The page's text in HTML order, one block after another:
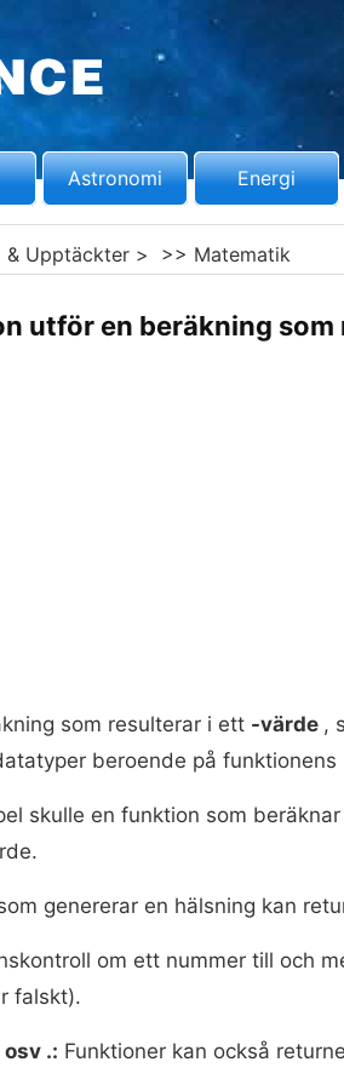
Astronomi Energi
& Upptäckter> >> Matematik
utför en beräkning som
som resulterar i ett -värde ,
beroende på
skulle en funktion som
genererar en hälsning kan
om ett nummer till och
falskt).
.: Funktioner kan också